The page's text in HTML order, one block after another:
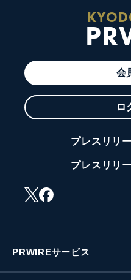
会
ロ
プレスリリ
プレスリリ
PRWIREサービス